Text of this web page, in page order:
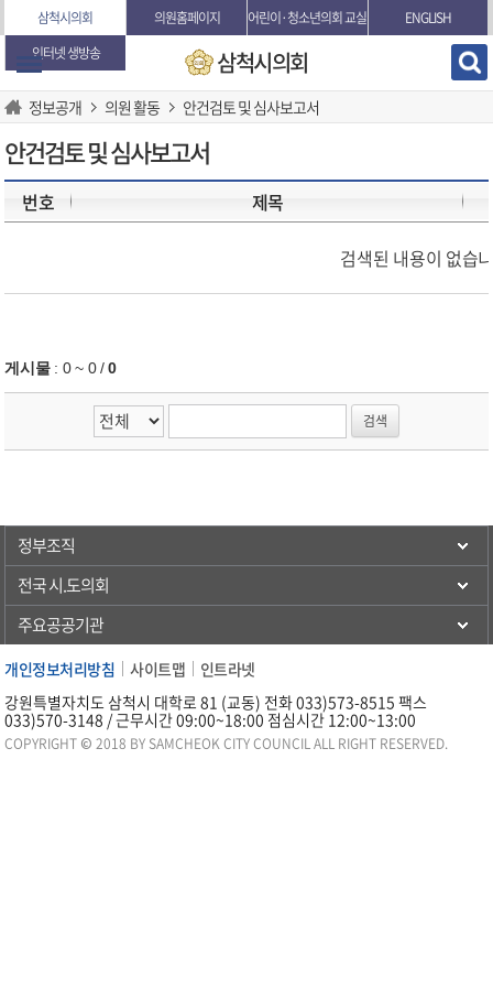
본문바로가기
삼척시의회 의원홈페이지 어린이·청소년의회 교실
ENGLISH
인터넷 생방송
삼척시의회
정보공개 의원 활동 안건검토 및 심사보고서
안건검토 및 심사보고서
번호 제목
검색된 내용이 없습
게시물: 0 ~ 0/0
정부조직
전국 시.도의회
주요공공기관
개인정보처리방침 사이트맵
인트라넷
강원특별자치도 삼척시 대학로 81 (교동) 전화 033)573-8515 팩스
033)570-3148 / 근무시간 09:00~18:00 점심시간 12:00~13:00
COPYRIGHT © 2018 BY SAMCHEOK CITY COUNCIL ALL RIGHT RESERVED.